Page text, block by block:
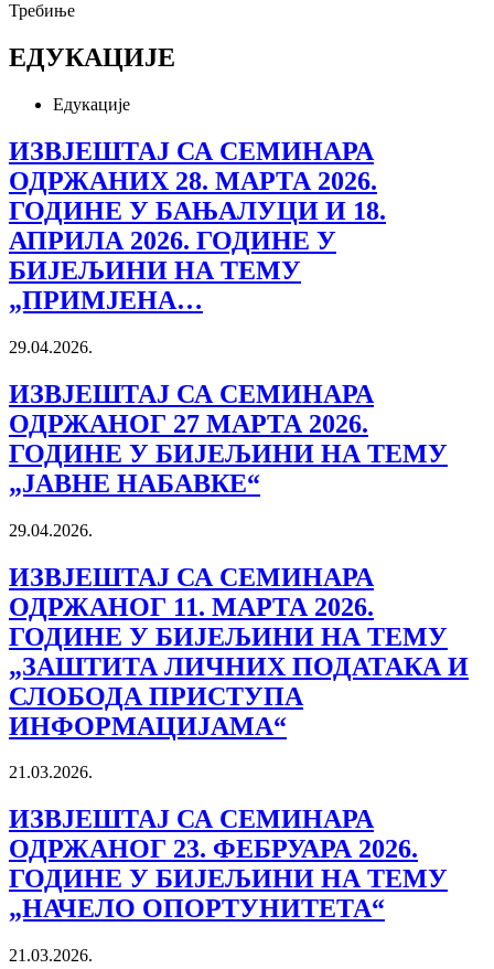
Требиње
ЕДУКАЦИЈЕ
Едукације
ИЗВЈЕШТАЈ СА СЕМИНАРА
ОДРЖАНИХ 28. МАРТА 2026.
ГОДИНЕ У БАЊАЛУЦИ И 18.
АПРИЛА 2026. ГОДИНЕ У
БИЈЕЉИНИ НА ТЕМУ
„ПРИМЈЕНА…
29.04.2026.
ИЗВЈЕШТАЈ СА СЕМИНАРА
ОДРЖАНОГ 27 МАРТА 2026.
ГОДИНЕ У БИЈЕЉИНИ НА ТЕМУ
„ЈАВНЕ НАБАВКЕ“
29.04.2026.
ИЗВЈЕШТАЈ СА СЕМИНАРА
ОДРЖАНОГ 11. МАРТА 2026.
ГОДИНЕ У БИЈЕЉИНИ НА ТЕМУ
„ЗАШТИТА ЛИЧНИХ ПОДАТАКА И
СЛОБОДА ПРИСТУПА
ИНФОРМАЦИЈАМА“
21.03.2026.
ИЗВЈЕШТАЈ СА СЕМИНАРА
ОДРЖАНОГ 23. ФЕБРУАРА 2026.
ГОДИНЕ У БИЈЕЉИНИ НА ТЕМУ
„НАЧЕЛО ОПОРТУНИТЕТА“
21.03.2026.